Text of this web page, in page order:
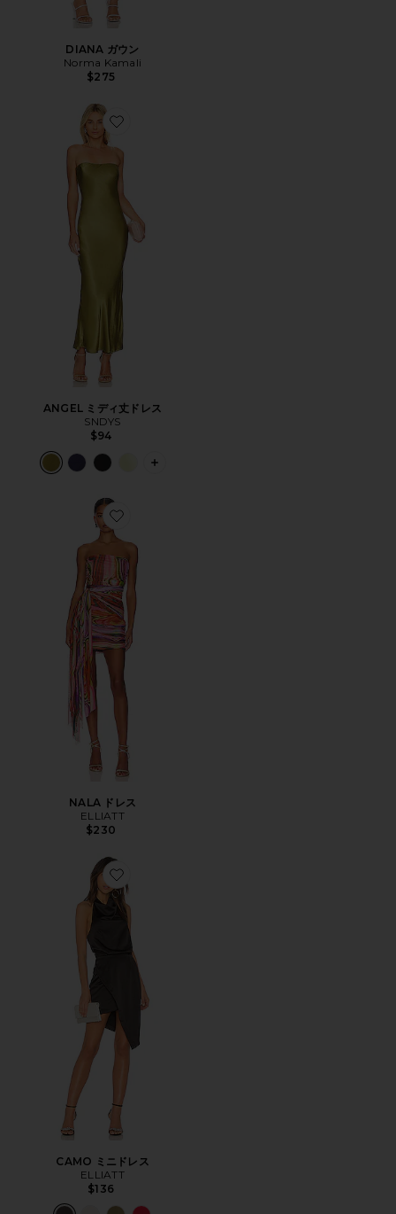
DIANA ガウン
Norma Kamali
$275
Favorite ANGEL ミディ丈ドレス
ANGEL ミディ丈ドレス
SNDYS
$94
PLUS ICON TO SEE MORE OPTIONS
Favorite NALA ドレス
NALA ドレス
ELLIATT
$230
Favorite CAMO ミニドレス
CAMO ミニドレス
ELLIATT
$136